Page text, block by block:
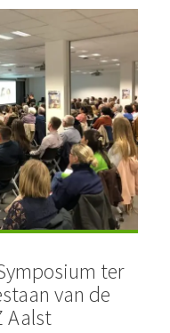
ter
van de
Aalst